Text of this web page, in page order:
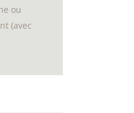
ou
(avec